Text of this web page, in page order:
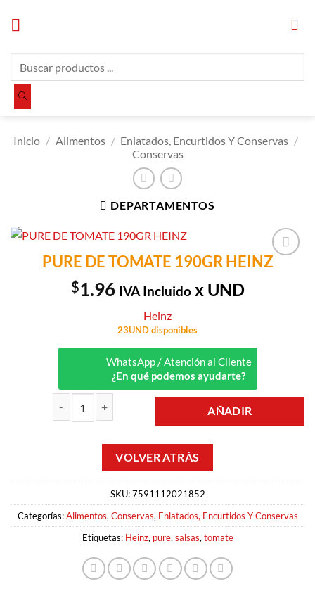
productos
Inicio / Alimentos / Enlatados, Encurtidos Y Conservas /
Conservas
DEPARTAMENTOS
Añadir a
PURE DE TOMATE 190GR HEINZ
$1.96 IVA Incluidox UND
Heinz
23UND disponibles
WhatsApp / Atención al Cliente
¿En qué podemos ayudarte?
PURE DE TOMATE 190GR HEINZ cantidad
AÑADIR
SKU:7591112021852
Categorías:Alimentos, Conservas, Enlatados, Encurtidos Y Conservas
Etiquetas: Heinz, pure, salsas, tomate